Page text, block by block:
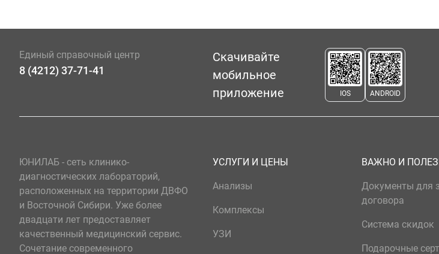
Единый справочный центр
8 (4212) 37-71-41
Скачивайте
мобильное
приложение
IOS ANDROID
ЮНИЛАБ - сеть клинико-
диагностических лабораторий,
расположенных на территории ДВФО
и Восточной Сибири. Уже более
двадцати лет предоставляет
качественный медицинский сервис.
Сочетание современного
УСЛУГИ И ЦЕНЫ
Анализы
Комплексы
УЗИ
ВАЖНО И
Документы для
договора
Система скидок
Подарочные